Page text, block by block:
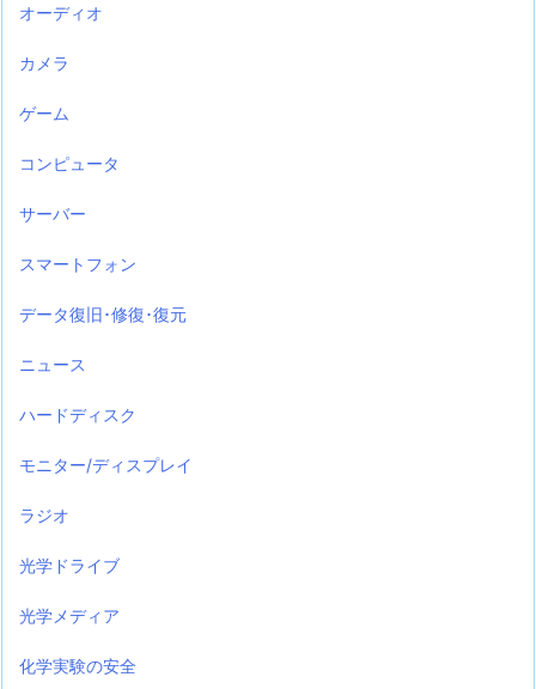
オーディオ
カメラ
ゲーム
コンピュータ
サーバー
スマートフォン
データ復旧･修復･復元
ニュース
ハードディスク
モニター/ディスプレイ
ラジオ
光学ドライブ
光学メディア
化学実験の安全